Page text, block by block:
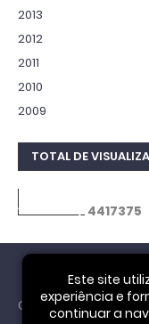
2013
2012
2011
2010
2009
TOTAL DE
4417375
Cookie Notice
Este site
experiência e
continuar a